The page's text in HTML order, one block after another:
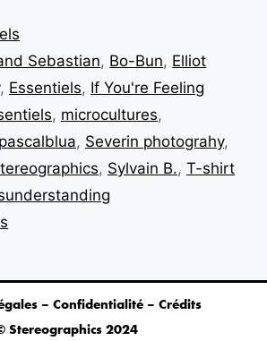
Sebastian, Bo-Bun, Elliot
, Essentiels, If You're Feeling
, microcultures,
pascalblua, Severin photograhy,
, Sylvain B., T-shirt
– Confidentialité – Crédits
Stereographics 2024